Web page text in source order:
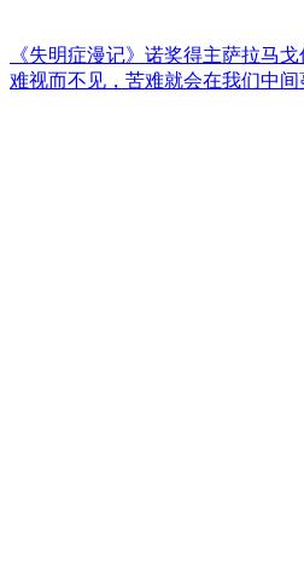
《失明症漫记》诺奖得主萨拉马
难视而不见，苦难就会在我们中间